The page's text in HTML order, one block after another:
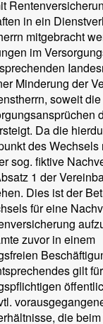
in ein
mitgebracht
im
Minderung der
soweit
Da die
des Wechsels
sog. fiktive
1 der
Dies ist der
für eine
zuvor in einem
gilt
die